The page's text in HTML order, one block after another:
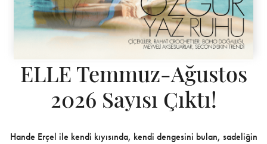
ELLE Temmuz-Ağustos
2026 Sayısı Çıktı!
Hande Erçel ile kendi kıyısında, kendi dengesini bulan, sadeliğin